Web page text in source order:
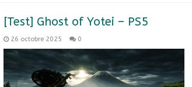
[Test] Ghost of Yotei – PS5
26 octobre 2025 0